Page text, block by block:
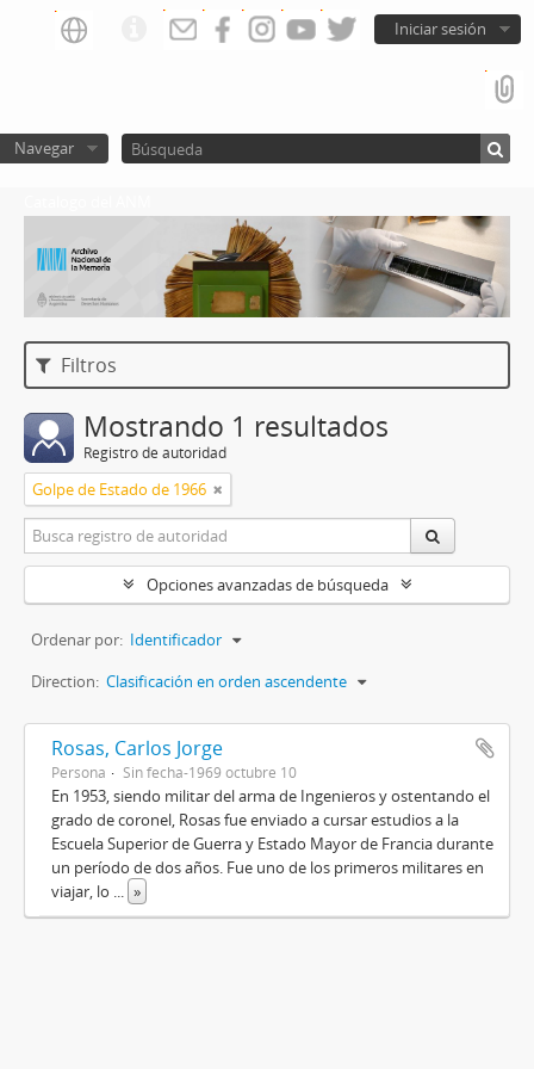
Iniciar sesión
Navegar
Filtros
Mostrando 1 resultados
Registro de autoridad
Golpe de Estado de 1966
Opciones avanzadas de búsqueda
Ordenar por: Identificador
Direction: Clasificación en orden ascendente
Rosas, Carlos Jorge
Persona Sin fecha-1969 octubre 10
En 1953, siendo militar del arma de Ingenieros y ostentando el
grado de coronel, Rosas fue enviado a cursar estudios a la
Escuela Superior de Guerra y Estado Mayor de Francia durante
un período de dos años. Fue uno de los primeros militares en
viajar, lo ... »